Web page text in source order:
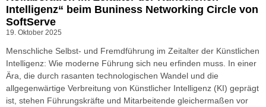
Intelligenz“ beim Buniness Networking Circle von
SoftServe
19. Oktober 2025
Menschliche Selbst- und Fremdführung im Zeitalter der Künstlichen
Intelligenz: Wie moderne Führung sich neu erfinden muss. In einer
Ära, die durch rasanten technologischen Wandel und die
allgegenwärtige Verbreitung von Künstlicher Intelligenz (KI) geprägt
ist, stehen Führungskräfte und Mitarbeitende gleichermaßen vor